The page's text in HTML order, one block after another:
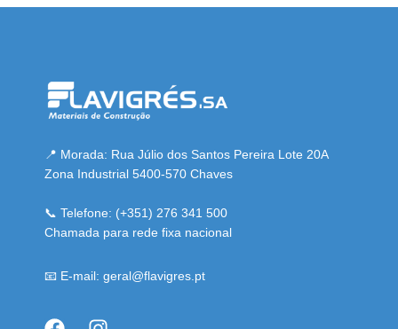
📍 Morada: Rua Júlio dos Santos Pereira Lote 20A
Zona Industrial 5400-570 Chaves
📞 Telefone: (+351) 276 341 500
Chamada para rede fixa nacional
📧 E-mail: geral@flavigres.pt